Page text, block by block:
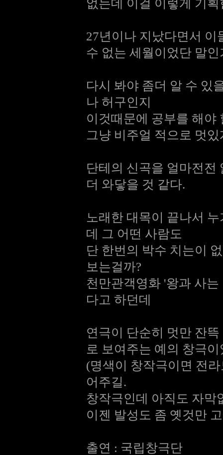
없는데 이걸 이렇게 기
27년이나 지났다면서
수 없는 세월이었단 말인
다시 봐야 좀더 알 수 있
나 허구인지
이것때문에 공부를 해야
그냥 비주얼 적으로 멋
단테의 신곡을 얼마전전
더 와닿을 것 같다.
노래한 대목이 끝나서
데 그 어떤 사람도
단 한번의 박수 치는이
보는걸까?
천만관객영화 '왕과 사
다고 하던데
연극이 단순히 멋만 잔
로 보여주는 예의 창극이
(명색이 창작극이면 전
어주길.
창작극인데 아직도 자막
이젠 발성도 좀 옛것만
출연 : 국립창극단